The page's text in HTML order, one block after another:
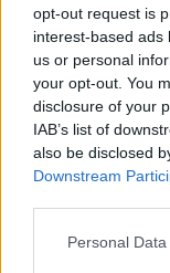
opt-out request is
interest-based ads
us or personal
your opt-out. You
disclosure of your
IAB’s list of
also be disclosed
Downstream
Please note that
Personal
Ἡ Σύνοδος τῆς
μετ’ ἐμπόνου
Πατριάρχην
Ἐκπλήξεως μὲν
Πατράσιν ἡμῶν»,
Ἐκκλησίας εἶναι
ἀξιοσέβαστα.